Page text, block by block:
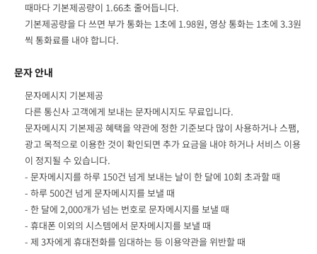
때마다 기본제공량이 1.66초 줄어듭니다.
기본제공량을 다 쓰면 부가 통화는 1초에 1.98원, 영상 통화는 1초에 3.3원
씩 통화료를 내야 합니다.
문자 안내
문자메시지 기본제공
다른 통신사 고객에게 보내는 문자메시지도 무료입니다.
문자메시지 기본제공 혜택을 약관에 정한 기준보다 많이 사용하거나 스팸,
광고 목적으로 이용한 것이 확인되면 추가 요금을 내야 하거나 서비스 이용
이 정지될 수 있습니다.
- 문자메시지를 하루 150건 넘게 보내는 날이 한 달에 10회 초과할 때
- 하루 500건 넘게 문자메시지를 보낼 때
- 한 달에 2,000개가 넘는 번호로 문자메시지를 보낼 때
- 휴대폰 이외의 시스템에서 문자메시지를 보낼 때
- 제 3자에게 휴대전화를 임대하는 등 이용약관을 위반할 때